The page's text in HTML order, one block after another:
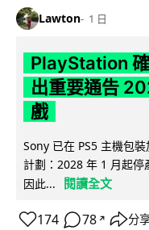
Lawton 1 日
PlayStation
出重要通告
戲
Sony 已在 PS5 主機包
計劃：2028 年 1 月起停
因此...
閱讀全文
174 78 ↗ 分